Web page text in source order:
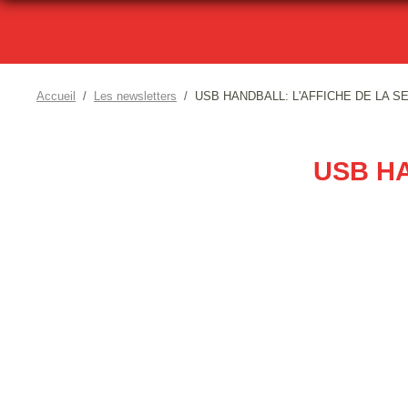
Accueil Les newsletters USB HANDBALL: L'AFFICHE DE LA
USB